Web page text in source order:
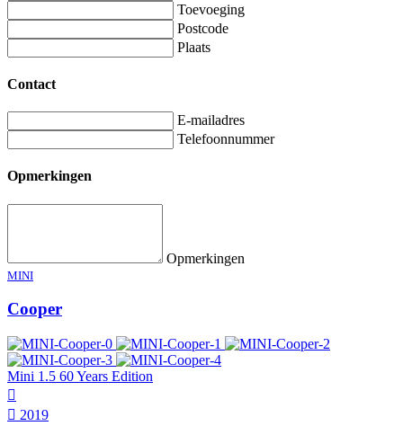
Toevoeging
Postcode
Plaats
Contact
E-mailadres
Telefoonnummer
Opmerkingen
Opmerkingen
MINI
Cooper
Mini 1.5 60 Years Edition
2019